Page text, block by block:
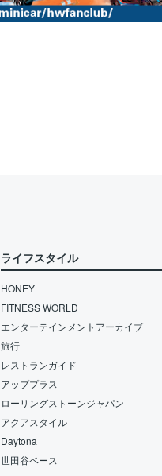
ライフスタイル
HONEY
FITNESS WORLD
エンターテインメントアーカイブ
旅行
レストランガイド
アッププラス
ローリングストーンジャパン
アクアスタイル
Daytona
世田谷ベース